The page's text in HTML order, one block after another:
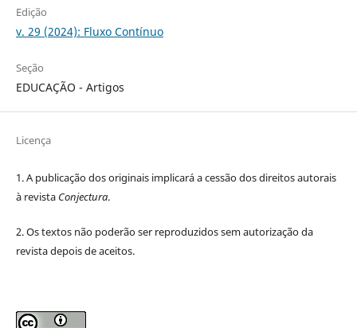
Edição
v. 29 (2024): Fluxo Contínuo
Seção
EDUCAÇÃO - Artigos
Licença
1. A publicação dos originais implicará a cessão dos direitos autorais
à revista Conjectura.
2. Os textos não poderão ser reproduzidos sem autorização da
revista depois de aceitos.